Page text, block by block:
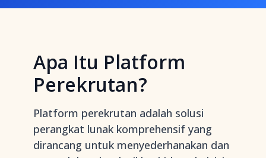
Apa Itu Platform
Perekrutan?
Platform perekrutan adalah solusi
perangkat lunak komprehensif yang
dirancang untuk menyederhanakan dan